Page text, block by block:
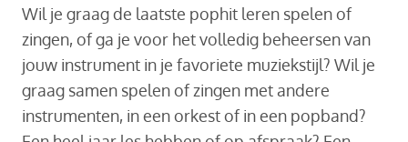
Wil je graag de laatste pophit leren spelen of
zingen, of ga je voor het volledig beheersen van
jouw instrument in je favoriete muziekstijl? Wil je
graag samen spelen of zingen met andere
instrumenten, in een orkest of in een popband?